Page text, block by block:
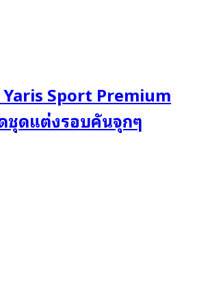
Sport Premium
ชุดแต่งรอบคันจุกๆ